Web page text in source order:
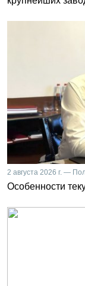
2 августа 2026 г. —
Особенности